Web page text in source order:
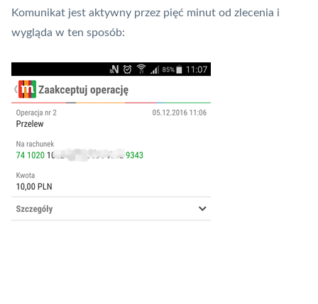
Komunikat jest aktywny przez pięć minut od zlecenia i
wygląda w ten sposób: